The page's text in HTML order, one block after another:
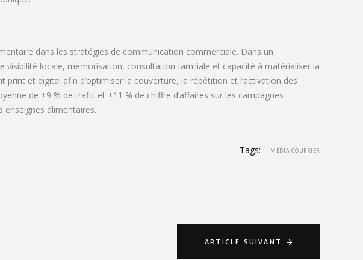
dans les stratégies de communication commerciale. Dans un
locale, mémorisation, consultation familiale et capacité à matérialiser la
et digital afin d’optimiser la couverture, la répétition et l’activation des
de +9 % de trafic et +11 % de chiffre d’affaires sur les campagnes
alimentaires.
Tags: MÉDIA COURRIER
ARTICLE SUIVANT